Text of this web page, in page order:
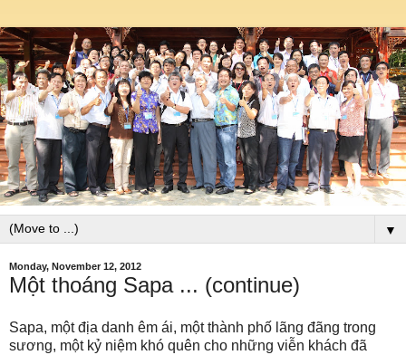
▼
Monday, November 12, 2012
Một thoáng Sapa ... (continue)
Sapa, một địa danh êm ái, một thành phố lãng đãng trong
sương, một kỷ niệm khó quên cho những viễn khách đã